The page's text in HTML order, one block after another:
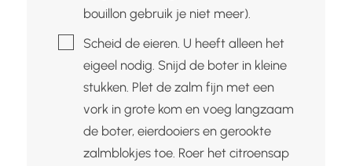
bouillon gebruik je niet meer).
▢Scheid de eieren. U heeft alleen het
eigeel nodig. Snijd de boter in kleine
stukken. Plet de zalm fijn met een
vork in grote kom en voeg langzaam
de boter, eierdooiers en gerookte
zalmblokjes toe. Roer het citroensap